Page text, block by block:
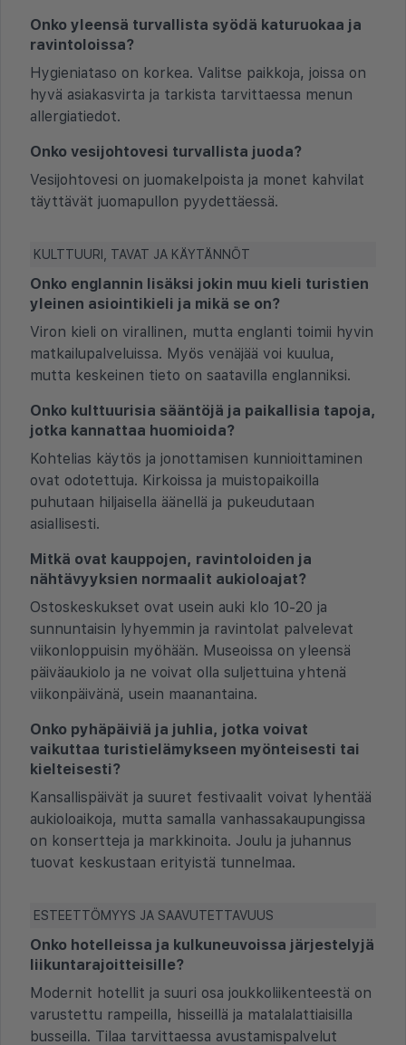
Onko yleensä turvallista syödä katuruokaa ja
ravintoloissa?
Hygieniataso on korkea. Valitse paikkoja, joissa on
hyvä asiakasvirta ja tarkista tarvittaessa menun
allergiatiedot.
Onko vesijohtovesi turvallista juoda?
Vesijohtovesi on juomakelpoista ja monet kahvilat
täyttävät juomapullon pyydettäessä.
KULTTUURI, TAVAT JA KÄYTÄNNÖT
Onko englannin lisäksi jokin muu kieli turistien
yleinen asiointikieli ja mikä se on?
Viron kieli on virallinen, mutta englanti toimii hyvin
matkailupalveluissa. Myös venäjää voi kuulua,
mutta keskeinen tieto on saatavilla englanniksi.
Onko kulttuurisia sääntöjä ja paikallisia tapoja,
jotka kannattaa huomioida?
Kohtelias käytös ja jonottamisen kunnioittaminen
ovat odotettuja. Kirkoissa ja muistopaikoilla
puhutaan hiljaisella äänellä ja pukeudutaan
asiallisesti.
Mitkä ovat kauppojen, ravintoloiden ja
nähtävyyksien normaalit aukioloajat?
Ostoskeskukset ovat usein auki klo 10-20 ja
sunnuntaisin lyhyemmin ja ravintolat palvelevat
viikonloppuisin myöhään. Museoissa on yleensä
päiväaukiolo ja ne voivat olla suljettuina yhtenä
viikonpäivänä, usein maanantaina.
Onko pyhäpäiviä ja juhlia, jotka voivat
vaikuttaa turistielämykseen myönteisesti tai
kielteisesti?
Kansallispäivät ja suuret festivaalit voivat lyhentää
aukioloaikoja, mutta samalla vanhassakaupungissa
on konsertteja ja markkinoita. Joulu ja juhannus
tuovat keskustaan erityistä tunnelmaa.
ESTEETTÖMYYS JA SAAVUTETTAVUUS
Onko hotelleissa ja kulkuneuvoissa järjestelyjä
liikuntarajoitteisille?
Modernit hotellit ja suuri osa joukkoliikenteestä on
varustettu rampeilla, hisseillä ja matalalattiaisilla
busseilla. Tilaa tarvittaessa avustamispalvelut